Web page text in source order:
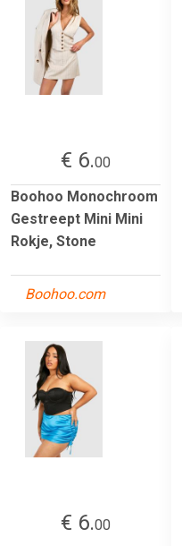
€ 6.00
Boohoo Monochroom
Gestreept Mini Mini
Rokje, Stone
Boohoo.com
€ 6.00